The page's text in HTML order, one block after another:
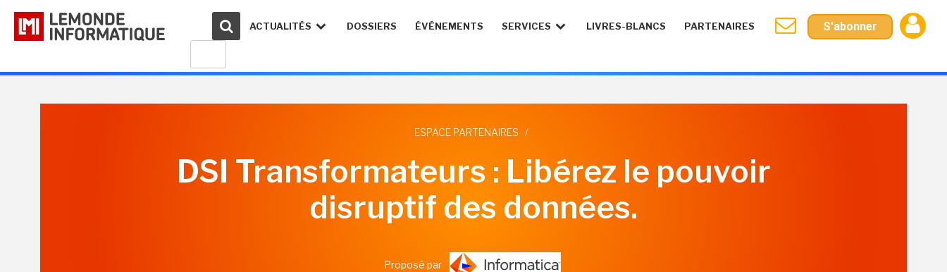
ACTUALITÉS DOSSIERS ÉVÉNEMENTS SERVICES LIVRES-BLANCS PARTENAIRES S'abonner
ESPACE PARTENAIRES /
DSI Transformateurs : Libérez le pouvoir
disruptif des données.
Proposé par